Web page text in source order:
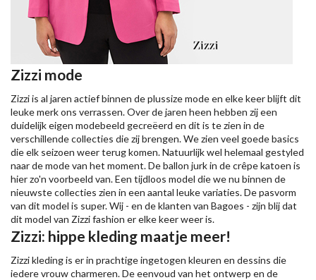
Zizzi mode
Zizzi is al jaren actief binnen de plussize mode en elke keer blijft dit
leuke merk ons verrassen. Over de jaren heen hebben zij een
duidelijk eigen modebeeld gecreëerd en dit is te zien in de
verschillende collecties die zij brengen. We zien veel goede basics
die elk seizoen weer terug komen. Natuurlijk wel helemaal gestyled
naar de mode van het moment. De ballon jurk in de crêpe katoen is
hier zo'n voorbeeld van. Een tijdloos model die we nu binnen de
nieuwste collecties zien in een aantal leuke variaties. De pasvorm
van dit model is super. Wij - en de klanten van Bagoes - zijn blij dat
dit model van Zizzi fashion er elke keer weer is.
Zizzi: hippe kleding maatje meer!
Zizzi kleding is er in prachtige ingetogen kleuren en dessins die
iedere vrouw charmeren. De eenvoud van het ontwerp en de